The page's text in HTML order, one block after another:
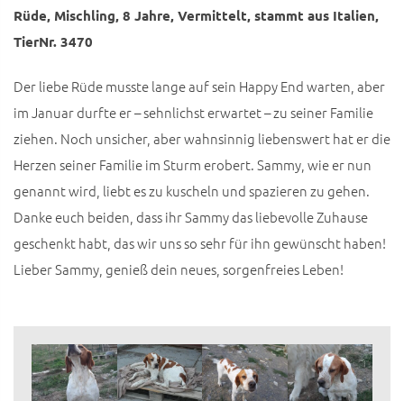
Rüde, Mischling, 8 Jahre, Vermittelt, stammt aus Italien,
TierNr. 3470
Der liebe Rüde musste lange auf sein Happy End warten, aber
im Januar durfte er – sehnlichst erwartet – zu seiner Familie
ziehen. Noch unsicher, aber wahnsinnig liebenswert hat er die
Herzen seiner Familie im Sturm erobert. Sammy, wie er nun
genannt wird, liebt es zu kuscheln und spazieren zu gehen.
Danke euch beiden, dass ihr Sammy das liebevolle Zuhause
geschenkt habt, das wir uns so sehr für ihn gewünscht haben!
Lieber Sammy, genieß dein neues, sorgenfreies Leben!